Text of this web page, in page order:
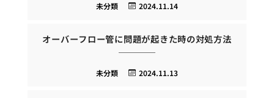
2024.11.14
未分類
オーバーフロー管に問題が起きた時の対処方法
2024.11.13
未分類